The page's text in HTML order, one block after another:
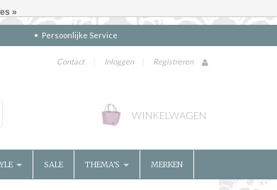
Persoonlijke Service
Contact | Inloggen | Registreren
WINKELWAGEN
SALE THEMA'S MERKEN
»